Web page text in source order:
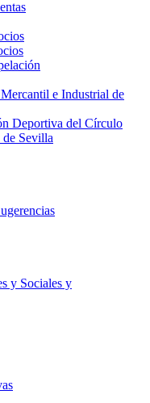
e Industrial de
Deportiva del Círculo
Sevilla
y Sociales y